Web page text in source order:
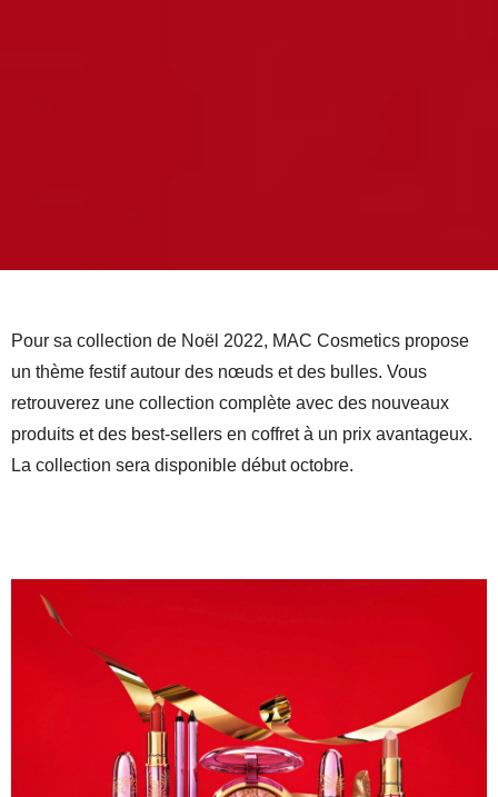
Pour sa collection de Noël 2022, MAC Cosmetics propose
un thème festif autour des nœuds et des bulles. Vous
retrouverez une collection complète avec des nouveaux
produits et des best-sellers en coffret à un prix avantageux.
La collection sera disponible début octobre.